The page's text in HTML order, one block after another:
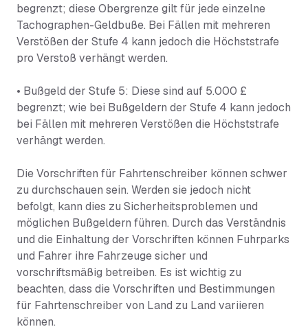
begrenzt; diese Obergrenze gilt für jede einzelne
Tachographen-Geldbuße. Bei Fällen mit mehreren
Verstößen der Stufe 4 kann jedoch die Höchststrafe
pro Verstoß verhängt werden.
• Bußgeld der Stufe 5: Diese sind auf 5.000 £
begrenzt; wie bei Bußgeldern der Stufe 4 kann jedoch
bei Fällen mit mehreren Verstößen die Höchststrafe
verhängt werden.
Die Vorschriften für Fahrtenschreiber können schwer
zu durchschauen sein. Werden sie jedoch nicht
befolgt, kann dies zu Sicherheitsproblemen und
möglichen Bußgeldern führen. Durch das Verständnis
und die Einhaltung der Vorschriften können Fuhrparks
und Fahrer ihre Fahrzeuge sicher und
vorschriftsmäßig betreiben. Es ist wichtig zu
beachten, dass die Vorschriften und Bestimmungen
für Fahrtenschreiber von Land zu Land variieren
können.